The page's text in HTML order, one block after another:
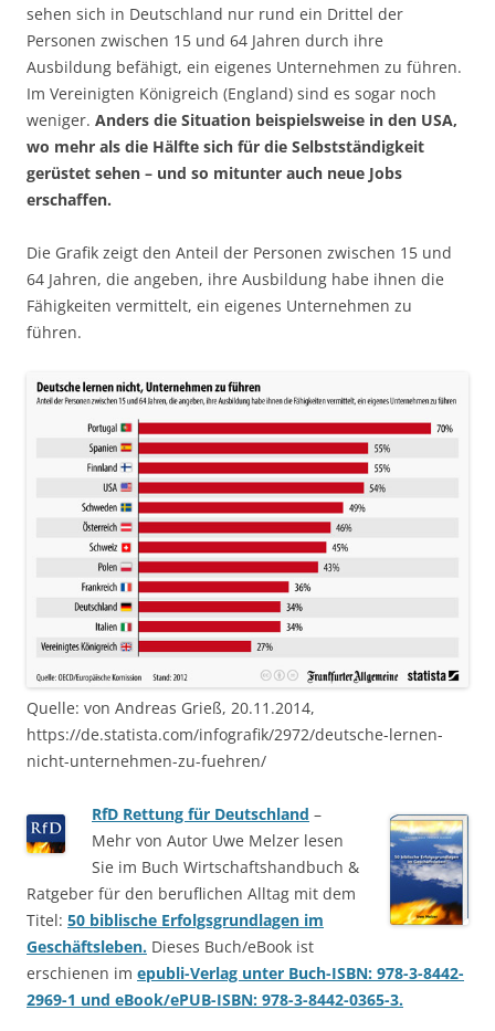
sehen sich in Deutschland nur rund ein Drittel der
Personen zwischen 15 und 64 Jahren durch ihre
Ausbildung befähigt, ein eigenes Unternehmen zu führen.
Im Vereinigten Königreich (England) sind es sogar noch
weniger. Anders die Situation beispielsweise in den USA,
wo mehr als die Hälfte sich für die Selbstständigkeit
gerüstet sehen – und so mitunter auch neue Jobs
erschaffen.
Die Grafik zeigt den Anteil der Personen zwischen 15 und
64 Jahren, die angeben, ihre Ausbildung habe ihnen die
Fähigkeiten vermittelt, ein eigenes Unternehmen zu
führen.
Quelle: von Andreas Grieß, 20.11.2014,
https://de.statista.com/infografik/2972/deutsche-lernen-
nicht-unternehmen-zu-fuehren/
RfD Rettung für Deutschland –
Mehr von Autor Uwe Melzer lesen
Sie im Buch Wirtschaftshandbuch &
Ratgeber für den beruflichen Alltag mit dem
Titel: 50 biblische Erfolgsgrundlagen im
Geschäftsleben. Dieses Buch/eBook ist
erschienen im epubli-Verlag unter Buch-ISBN: 978-3-8442-
2969-1 und eBook/ePUB-ISBN: 978-3-8442-0365-3.